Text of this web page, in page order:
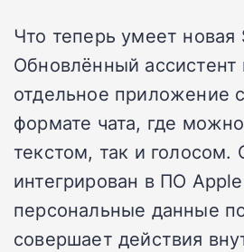
Что теперь умеет новая
Обновлённый ассистент
отдельное приложение
формате чата, где
текстом, так и голосом.
интегрирован в ПО
персональные данные
совершает действия